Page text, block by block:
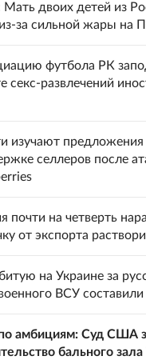
Мать двоих детей из
за сильной жары на
футбола РК
секс-развлечений
изучают предложения
селлеров после
почти на четверть
от экспорта
на Украине за
ВСУ
амбициям: Суд США
бального